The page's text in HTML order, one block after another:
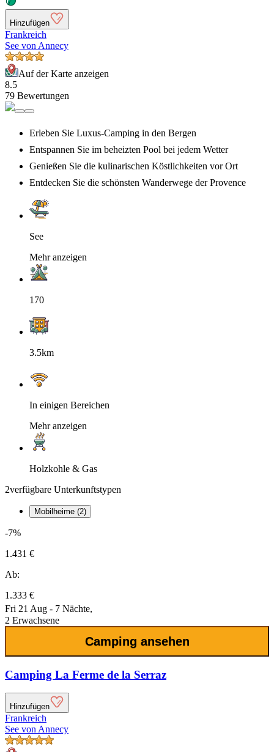
Hinzufügen
Frankreich
See von Annecy
Auf der Karte anzeigen
8.5
79 Bewertungen
Erleben Sie Luxus-Camping in den Bergen
Entspannen Sie im beheizten Pool bei jedem Wetter
Genießen Sie die kulinarischen Köstlichkeiten vor Ort
Entdecken Sie die schönsten Wanderwege der Provence
See
Mehr anzeigen
170
3.5km
In einigen Bereichen
Mehr anzeigen
Holzkohle & Gas
2verfügbare Unterkunftstypen
Mobilheime (2)
-7%
1.431 €
Ab:
1.333 €
Fri 21 Aug - 7 Nächte,
2 Erwachsene
Camping ansehen
Camping La Ferme de la Serraz
Hinzufügen
Frankreich
See von Annecy